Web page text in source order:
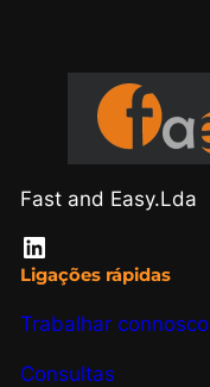
Fast and Easy.Lda
LinkedIn
Ligações rápidas
Trabalhar connosco
Consultas